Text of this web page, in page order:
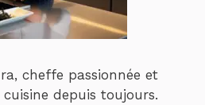
cheffe passionnée et
depuis toujours.